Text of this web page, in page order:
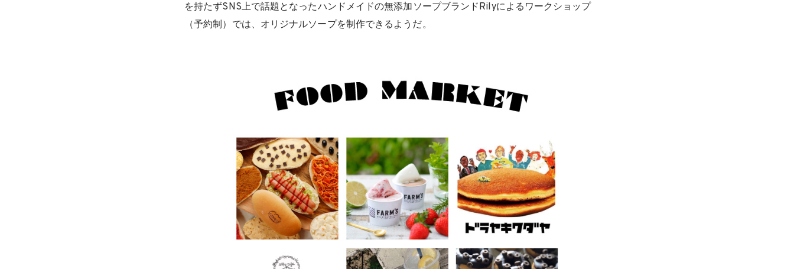
を持たずSNS上で話題となったハンドメイドの無添加ソープブランドRilyによるワークショップ
（予約制）では、オリジナルソープを制作できるようだ。